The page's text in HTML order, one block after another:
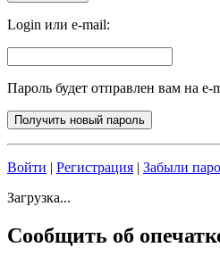
Login или e-mail:
Пароль будет отправлен вам на e-
Войти | Регистрация | Забыли
Загрузка...
Сообщить об